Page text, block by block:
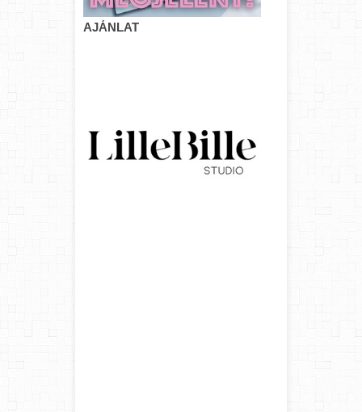
AJÁNLAT